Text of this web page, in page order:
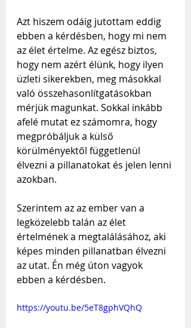
Azt hiszem odáig jutottam eddig
ebben a kérdésben, hogy mi nem
az élet értelme. Az egész biztos,
hogy nem azért élünk, hogy ilyen
üzleti sikerekben, meg másokkal
való összehasonlítgatásokban
mérjük magunkat. Sokkal inkább
afelé mutat ez számomra, hogy
megpróbáljuk a külső
körülményektől függetlenül
élvezni a pillanatokat és jelen lenni
azokban.
Szerintem az az ember van a
legközelebb talán az élet
értelmének a megtalálásához, aki
képes minden pillanatban élvezni
az utat. Én még úton vagyok
ebben a kérdésben.
https://youtu.be/5eT8gphVQhQ